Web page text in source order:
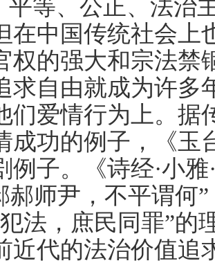
平等、公正、法治
在中国传统社会上
权的强大和宗法禁
求自由就成为许多
们爱情行为上。据
成功的例子，《玉
例子。《诗经·小
郝师尹，不平谓何
法，庶民同罪”的
近代的法治价值追